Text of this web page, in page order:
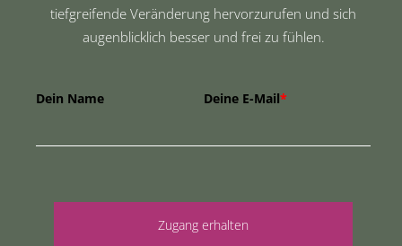
tiefgreifende Veränderung hervorzurufen und sich
augenblicklich besser und frei zu fühlen.
Dein Name Deine E-Mail*
Zugang erhalten